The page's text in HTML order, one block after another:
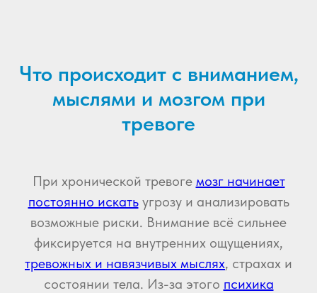
Что происходит с вниманием,
мыслями и мозгом при
тревоге
При хронической тревоге мозг начинает
постоянно искатьугрозу и анализировать
возможные риски. Внимание всё сильнее
фиксируется на внутренних ощущениях,
тревожных и навязчивых мыслях, страхах и
состоянии тела. Из-за этого психика